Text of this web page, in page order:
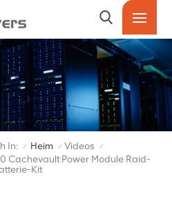
In: / Heim / Videos /
Cachevault Power Module Raid-
Kit